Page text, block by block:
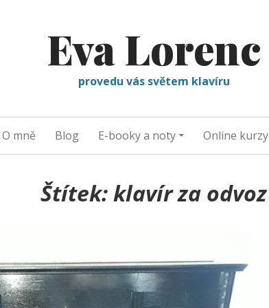
Eva Lorenc
provedu vás světem klavíru
O mně Blog E-booky a noty Online kurzy
Štítek:klavír za odvoz